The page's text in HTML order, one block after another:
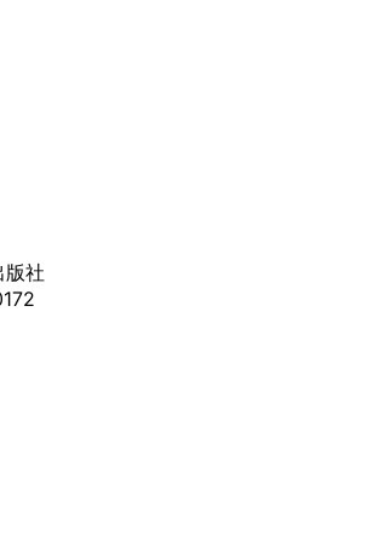
版社